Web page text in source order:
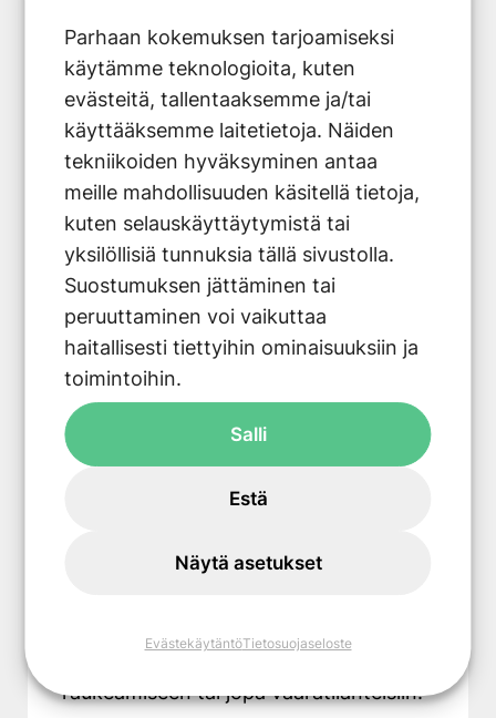
Parhaan kokemuksen tarjoamiseksi
käytämme teknologioita, kuten
evästeitä, tallentaaksemme ja/tai
käyttääksemme laitetietoja. Näiden
tekniikoiden hyväksyminen antaa
meille mahdollisuuden käsitellä tietoja,
kuten selauskäyttäytymistä tai
yksilöllisiä tunnuksia tällä sivustolla.
Suostumuksen jättäminen tai
peruuttaminen voi vaikuttaa
haitallisesti tiettyihin ominaisuuksiin ja
toimintoihin.
Salli
Estä
Näytä asetukset
EvästekäytäntöTietosuojaseloste
Ammattilaisapua vaativia
huoltotoimenpiteitä ovat:
Kaikki kylmäainepiiriin liittyvät työt
(vuotojen korjaus, kylmäaineen
lisäys)
Sähköjärjestelmän tarkistukset ja
korjaukset
Kompressorin ja muiden teknisten
komponenttien huolto
Järjestelmän paineiden säätö ja
optimointi
Ohjausjärjestelmän ohjelmointi ja
Turvallisuusnäkökulmasta katsottuna
sallittua vain pätevöityneille
raukeamiseen tai jopa vaaratilanteisiin.